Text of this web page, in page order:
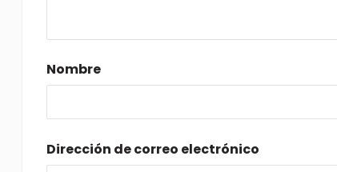
Nombre
Dirección de correo electrónico